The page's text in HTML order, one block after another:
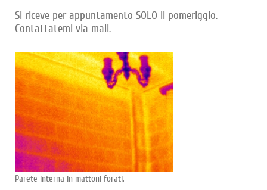
Si riceve per appuntamento SOLO il pomeriggio.
Contattatemi via mail.
Parete interna in mattoni forati.